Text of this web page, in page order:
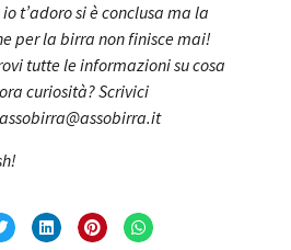
t’adoro si è conclusa ma la
per la birra non finisce mai!
tutte le informazioni su cosa
curiosità? Scrivici